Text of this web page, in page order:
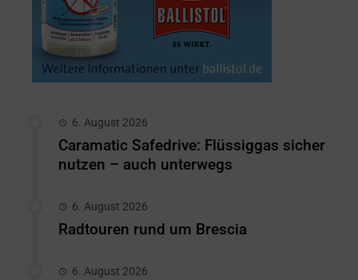
6. August 2026
Caramatic Safedrive: Flüssiggas sicher
nutzen – auch unterwegs
6. August 2026
Radtouren rund um Brescia
6. August 2026